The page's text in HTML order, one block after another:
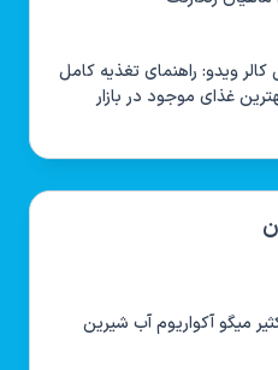
ویدو: راهنمای تغذیه کامل
غذای موجود در بازار
میگو آکواریوم آب شیرین